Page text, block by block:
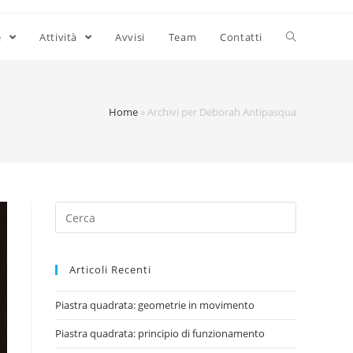
Attività Avvisi Team Contatti
Home »Archivi per Deborah Antipasqua
Search
for:
Articoli Recenti
Piastra quadrata: geometrie in movimento
Piastra quadrata: principio di funzionamento